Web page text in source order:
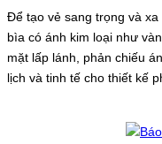
Để tạo vẻ sang trọng và
bìa có ánh kim loại như
mặt lấp lánh, phản chiếu
lịch và tinh tế cho thiết kế